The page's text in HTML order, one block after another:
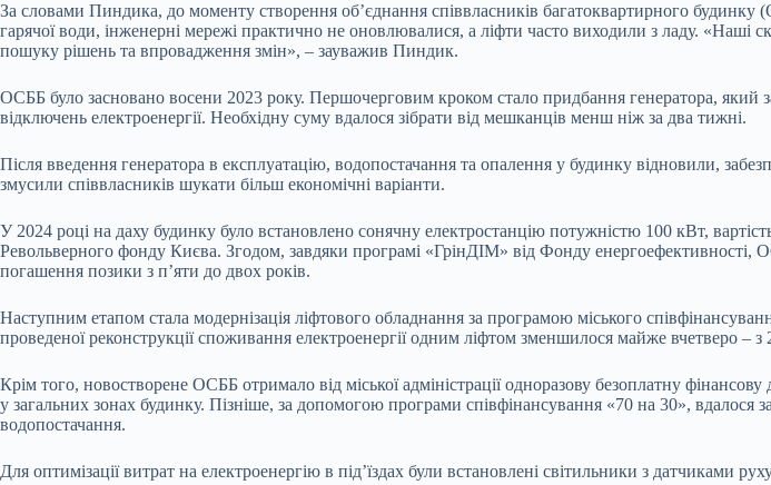
За словами Пиндика, до моменту створення об’єднання співвласників багатоквартирного
гарячої води, інженерні мережі практично не оновлювалися, а ліфти часто виходили з ладу. «Наші
пошуку рішень та впровадження змін», – зауважив Пиндик.
ОСББ було засновано восени 2023 року. Першочерговим кроком стало придбання генератора, який
відключень електроенергії. Необхідну суму вдалося зібрати від мешканців менш ніж за два тижні.
Після введення генератора в експлуатацію, водопостачання та опалення у будинку відновили,
змусили співвласників шукати більш економічні варіанти.
У 2024 році на даху будинку було встановлено сонячну електростанцію потужністю 100 кВт,
Револьверного фонду Києва. Згодом, завдяки програмі «ГрінДІМ» від Фонду
погашення позики з п’яти до двох років.
Наступним етапом стала модернізація ліфтового обладнання за програмою міського
проведеної реконструкції споживання електроенергії одним ліфтом зменшилося майже вчетверо –
Крім того, новостворене ОСББ отримало від міської адміністрації одноразову безоплатну
у загальних зонах будинку. Пізніше, за допомогою програми співфінансування «70 на 30»,
водопостачання.
Для оптимізації витрат на електроенергію в під’їздах були встановлені світильники з датчиками